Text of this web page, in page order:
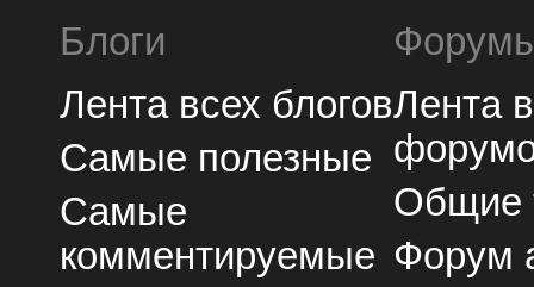
Блоги
Лента всех блогов
Самые полезные
Самые
комментируемые
Лента
Общие
Форум